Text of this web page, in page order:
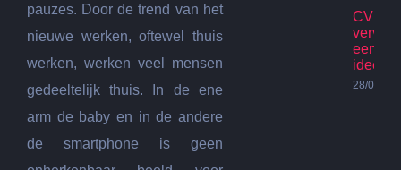
pauzes. Door de trend van het
nieuwe werken, oftewel thuis
werken, werken veel mensen
gedeeltelijk thuis. In de ene
arm de baby en in de andere
de smartphone is geen
CV
een
idee?
28/06/